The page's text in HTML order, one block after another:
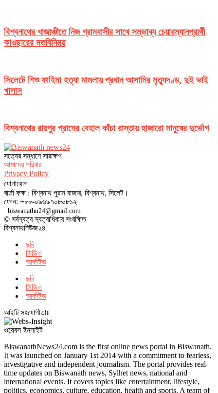
বিশ্বনাথের খাজাঞ্চীতে নিজ গ্রামবাসীর সাথে সম্ভাব্য চেয়ারম্যানপ্রার্থী
কাওছারের মতবিনিময়
সিলেটে শিশু ফাহিমা হত্যা মামলায় প্রধান আসামির মৃত্যুদণ্ড, দুই ভাই
খালাস
বিশ্বনাথের রায়পুর গ্রামের বেহাল কাঁচা রাস্তায় হাজারো মানুষের দুর্ভোগ
সত‌্যের সন্ধানে সারাক্ষণ
আমাদের পরিবার
Privacy Policy
যোগাযোগ
বার্তা কক্ষ : বিশ্বনাথ পুরান বাজার, বিশ্বনাথ, সিলেট।
ফোন: +৮৮-০৯৬৯৭০৮০৮১২
biswanathn24@gmail.com
© সর্বস্বত্ব স্বত্বাধিকার সংরক্ষিত
বিশ্বনাথনিউজ২৪
ছবি
ভিডিও
আর্কাইভ
ছবি
ভিডিও
আর্কাইভ
আইটি সহযোগীতায়
ওয়েবস ইনসাইট
BiswanathNews24.com is the first online news portal in Biswanath.
It was launched on January 1st 2014 with a commitment to fearless,
investigative and independent journalism. The portal provides real-
time updates on Biswanath news, Sylhet news, national and
international events. It covers topics like entertainment, lifestyle,
politics, economics, culture, education, health and sports. A team of